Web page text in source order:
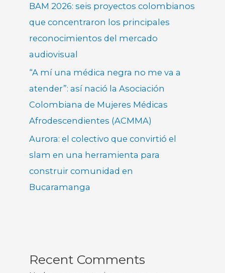
BAM 2026: seis proyectos colombianos
que concentraron los principales
reconocimientos del mercado
audiovisual
“A mí una médica negra no me va a
atender”: así nació la Asociación
Colombiana de Mujeres Médicas
Afrodescendientes (ACMMA)
Aurora: el colectivo que convirtió el
slam en una herramienta para
construir comunidad en
Bucaramanga
Recent Comments